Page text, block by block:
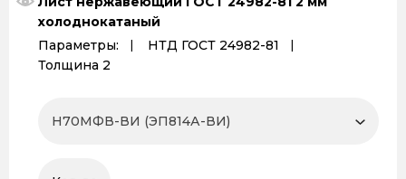
холоднокатаный
Параметры:
НТД ГОСТ 24982-81
Толщина 2